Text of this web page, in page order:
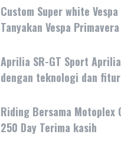
Custom Super white
Tanyakan Vespa
Aprilia SR-GT Sport
dengan teknologi dan fitur
Riding Bersama Motoplex
250 Day Terima kasih